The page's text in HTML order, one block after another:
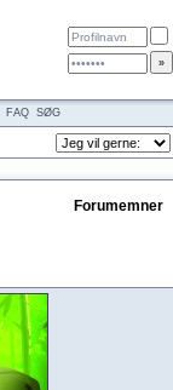
FAQ SØG
Forumemner